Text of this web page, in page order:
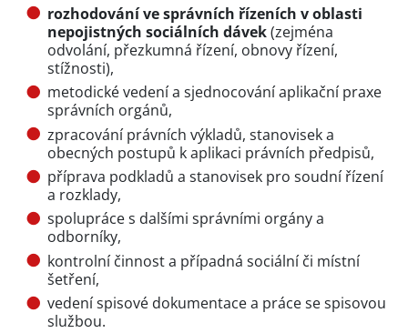
rozhodování ve správních řízeních v oblasti
nepojistných sociálních dávek(zejména
odvolání, přezkumná řízení, obnovy řízení,
stížnosti),
metodické vedení a sjednocování aplikační praxe
správních orgánů,
zpracování právních výkladů, stanovisek a
obecných postupů k aplikaci právních předpisů,
příprava podkladů a stanovisek pro soudní řízení
a rozklady,
spolupráce s dalšími správními orgány a
odborníky,
kontrolní činnost a případná sociální či místní
šetření,
vedení spisové dokumentace a práce se spisovou
službou.